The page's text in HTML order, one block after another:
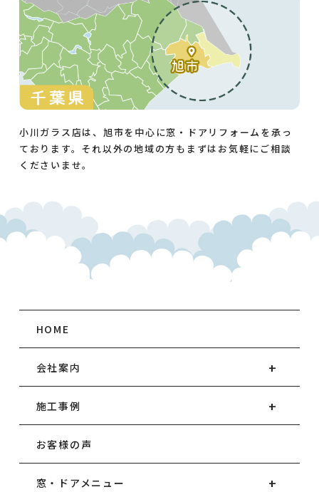
小川ガラス店は、旭市を中心に窓・ドアリフォームを承っ
ております。それ以外の地域の方もまずはお気軽にご相談
くださいませ。
HOME
会社案内
施工事例
お客様の声
窓・ドアメニュー